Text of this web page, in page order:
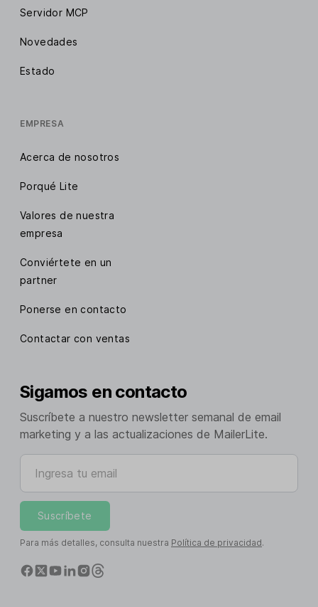
Servidor MCP
Novedades
Estado
EMPRESA
Acerca de nosotros
Porqué Lite
Valores de nuestra
empresa
Conviértete en un
partner
Ponerse en contacto
Contactar con ventas
Sigamos en contacto
Suscríbete a nuestro newsletter semanal de email
marketing y a las actualizaciones de MailerLite.
Ingresa tu email
Suscríbete
Para más detalles, consulta nuestra Política de privacidad.